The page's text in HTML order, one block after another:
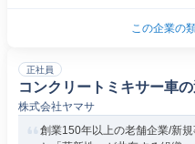
この企業の
正社員
コンクリートミキサー車
株式会社ヤマサ
創業150年以上の老舗企業/新